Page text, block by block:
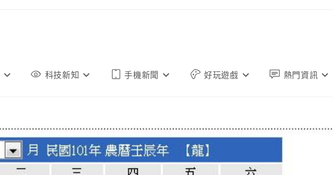
科技新知 手機新聞 好玩遊戲 熱門資訊